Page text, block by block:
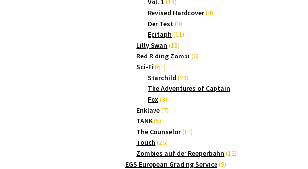
Produkte
Revised Hardcover 44
Der Test 33
Produkte
Epitaph 1111
Lilly Swan 1313
Produkte
Red Riding Zombi 66
Sci-Fi 6161
Produkte
Starchild 2929
Produkte
The Adventures of Captain
Fox 33
Produkte
Enklave 77
TANK 55
Produkte
The Counselor 1111
Touch 2626
Produkte
Zombies auf der Reeperbahn 1212
EGS European Grading Service 99